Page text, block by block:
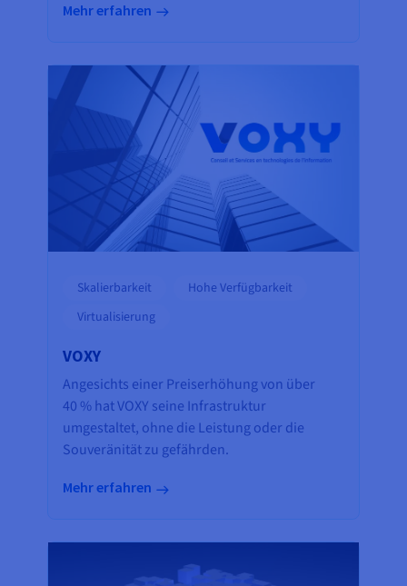
Mehr erfahren
Skalierbarkeit
Hohe Verfügbarkeit
Virtualisierung
VOXY
Angesichts einer Preiserhöhung von über
40 % hat VOXY seine Infrastruktur
umgestaltet, ohne die Leistung oder die
Souveränität zu gefährden.
Mehr erfahren